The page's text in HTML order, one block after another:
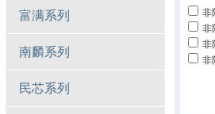
富满系列
南麟系列
民芯系列
非
非
非
非